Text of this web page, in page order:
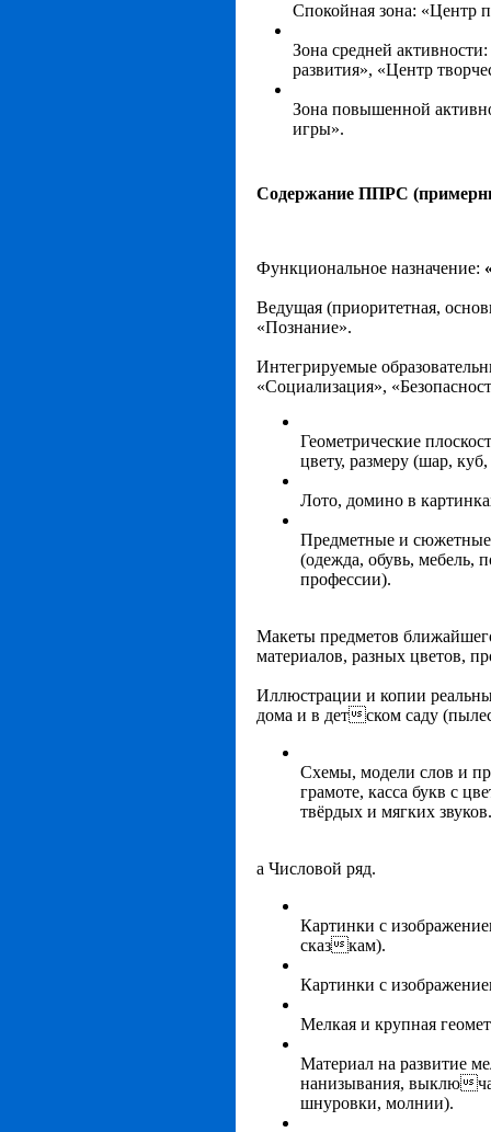
Спокойная зона: «Центр
Зона средней
развития», «Центр
Зона повышенной
игры».
Содержание ППРС
Функциональное назначение:
Ведущая (приоритетная,
«Познание».
Интегрируемые
«Социализация»,
Геометрические
цвету, размеру (шар,
Лото, домино в
Предметные и сюжетные
(одежда, обувь, мебель,
профессии).
Макеты предметов
материалов, разных цветов,
Иллюстрации и копии
дома и в детском саду
Схемы, модели слов и
грамоте, касса букв с
твёрдых и мягких звуков.
а Числовой ряд.
Картинки с
сказкам).
Картинки с
Мелкая и крупная
Материал на развитие
нанизывания, выклю
шнуровки, молнии).